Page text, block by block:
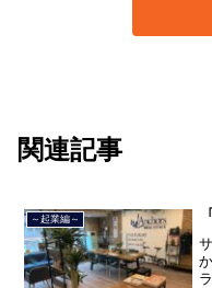
関連記事
～起業編～